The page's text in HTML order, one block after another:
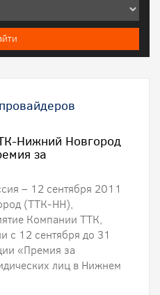
Нижний Новгород
за
– 12 сентября 2011
(ТТК-НН),
Компании ТТК,
с 12 сентября до 31
«Премия за
лиц в Нижнем